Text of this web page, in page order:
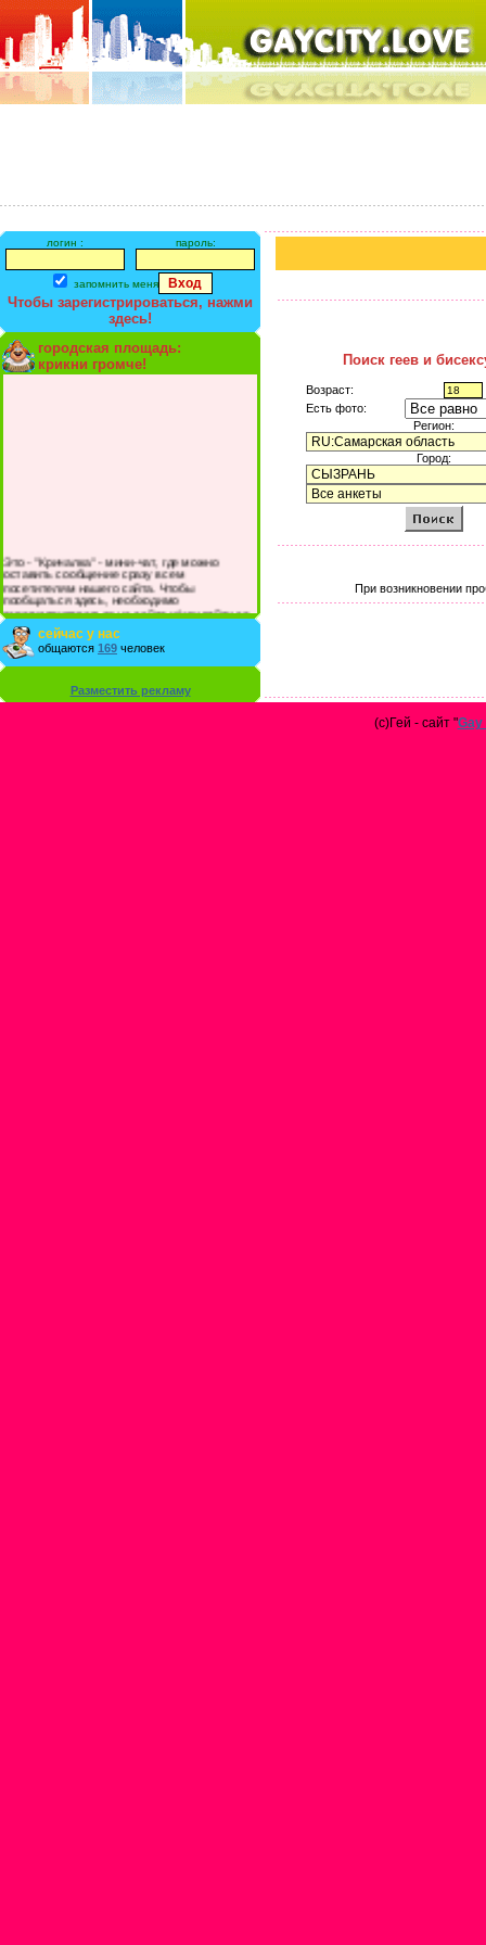
логин : пароль:
запомнить меня
Чтобы зарегистрироваться, нажми
здесь!
городская площадь:
крикни громче!
Это - "Кричалка" - мини-чат, где можно
оставить сообщение сразу всем
посетителям нашего сайта. Чтобы
пообщаться здесь, необходимо
зарегистрироваться на сайте и/или войти со
своими логином и паролем.
сейчас у нас
общаются 169 человек
Разместить рекламу
Поиск геев и
Возраст:
Есть фото:
Регион:
Город:
При возникновении
(с)Гей - сайт "Gay